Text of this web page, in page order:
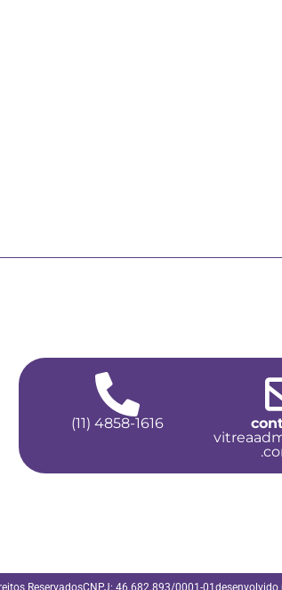
(11) 4858-1616